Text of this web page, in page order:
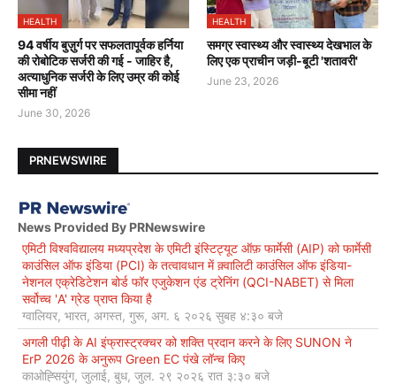
HEALTH
94 वर्षीय बुज़ुर्ग पर सफलतापूर्वक हर्निया
की रोबोटिक सर्जरी की गई - जाहिर है,
अत्याधुनिक सर्जरी के लिए उम्र की कोई
सीमा नहीं
June 30, 2026
HEALTH
समग्र स्वास्थ्य और स्वास्थ्य देखभाल के
लिए एक प्राचीन जड़ी-बूटी 'शतावरी'
June 23, 2026
PRNEWSWIRE
News Provided By PRNewswire
एमिटी विश्वविद्यालय मध्यप्रदेश के एमिटी इंस्टिट्यूट ऑफ़ फार्मेसी (AIP) को फार्मेसी
काउंसिल ऑफ इंडिया (PCI) के तत्वावधान में क़्वालिटी काउंसिल ऑफ इंडिया-
नेशनल एक्रेडिटेशन बोर्ड फॉर एजुकेशन एंड ट्रेनिंग (QCI-NABET) से मिला
सर्वोच्च 'A' ग्रेड प्राप्त किया है
ग्वालियर, भारत, अगस्त, गुरू, अग. ६ २०२६ सुबह ४:३० बजे
अगली पीढ़ी के AI इंफ्रास्ट्रक्चर को शक्ति प्रदान करने के लिए SUNON ने
ErP 2026 के अनुरूप Green EC पंखे लॉन्च किए
काओह्सियुंग, जुलाई, बुध, जुल. २९ २०२६ रात ३:३० बजे